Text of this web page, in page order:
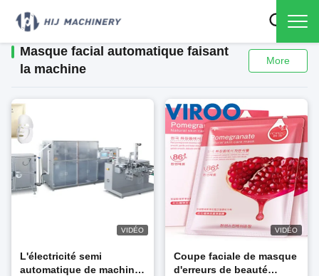
Masque facial automatique faisant
la machine
More
VIDÉO
L'électricité semi
automatique de machine
VIDÉO
Coupe faciale de masque
d'erreurs de beauté